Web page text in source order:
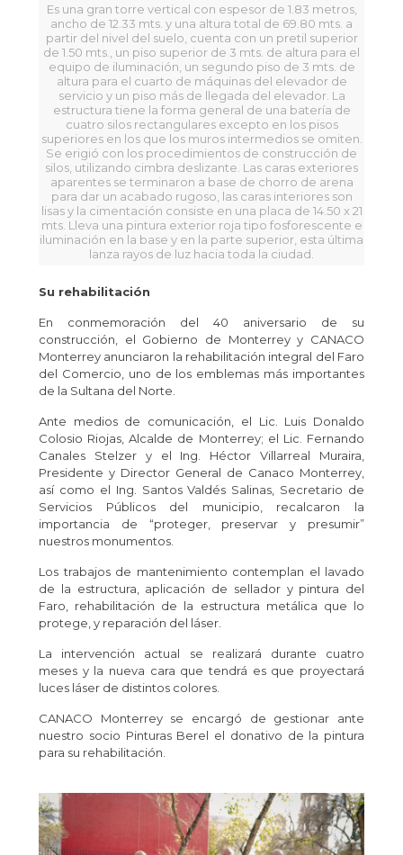
Es una gran torre vertical con espesor de 1.83 metros,
ancho de 12.33 mts. y una altura total de 69.80 mts. a
partir del nivel del suelo, cuenta con un pretil superior
de 1.50 mts., un piso superior de 3 mts. de altura para el
equipo de iluminación, un segundo piso de 3 mts. de
altura para el cuarto de máquinas del elevador de
servicio y un piso más de llegada del elevador. La
estructura tiene la forma general de una batería de
cuatro silos rectangulares excepto en los pisos
superiores en los que los muros intermedios se omiten.
Se erigió con los procedimientos de construcción de
silos, utilizando cimbra deslizante. Las caras exteriores
aparentes se terminaron a base de chorro de arena
para dar un acabado rugoso, las caras interiores son
lisas y la cimentación consiste en una placa de 14.50 x 21
mts. Lleva una pintura exterior roja tipo fosforescente e
iluminación en la base y en la parte superior, esta última
lanza rayos de luz hacia toda la ciudad.
Su rehabilitación
En conmemoración del 40 aniversario de su
construcción, el Gobierno de Monterrey y CANACO
Monterrey anunciaron la rehabilitación integral del Faro
del Comercio, uno de los emblemas más importantes
de la Sultana del Norte.
Ante medios de comunicación, el Lic. Luis Donaldo
Colosio Riojas, Alcalde de Monterrey; el Lic. Fernando
Canales Stelzer y el Ing. Héctor Villarreal Muraira,
Presidente y Director General de Canaco Monterrey,
así como el Ing. Santos Valdés Salinas, Secretario de
Servicios Públicos del municipio, recalcaron la
importancia de “proteger, preservar y presumir”
nuestros monumentos.
Los trabajos de mantenimiento contemplan el lavado
de la estructura, aplicación de sellador y pintura del
Faro, rehabilitación de la estructura metálica que lo
protege, y reparación del láser.
La intervención actual se realizará durante cuatro
meses y la nueva cara que tendrá es que proyectará
luces láser de distintos colores.
CANACO Monterrey se encargó de gestionar ante
nuestro socio Pinturas Berel el donativo de la pintura
para su rehabilitación.